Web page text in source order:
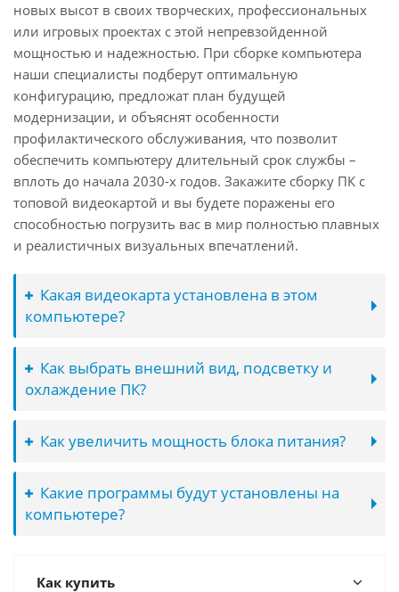
новых высот в своих творческих, профессиональных
или игровых проектах с этой непревзойденной
мощностью и надежностью. При сборке компьютера
наши специалисты подберут оптимальную
конфигурацию, предложат план будущей
модернизации, и объяснят особенности
профилактического обслуживания, что позволит
обеспечить компьютеру длительный срок службы –
вплоть до начала 2030-х годов. Закажите сборку ПК с
топовой видеокартой и вы будете поражены его
способностью погрузить вас в мир полностью плавных
и реалистичных визуальных впечатлений.
Какая видеокарта установлена в этом
компьютере?
Как выбрать внешний вид, подсветку и
охлаждение ПК?
Как увеличить мощность блока питания?
Какие программы будут установлены на
компьютере?
Как купить